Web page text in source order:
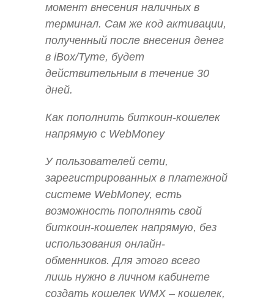
момент внесения наличных в
терминал. Сам же код активации,
полученный после внесения денег
в iBox/Tyme, будет
действительным в течение 30
дней.
Как пополнить биткоин-кошелек
напрямую с WebMoney
У пользователей сети,
зарегистрированных в платежной
системе WebMoney, есть
возможность пополнять свой
биткоин-кошелек напрямую, без
использования онлайн-
обменников. Для этого всего
лишь нужно в личном кабинете
создать кошелек WMX – кошелек,